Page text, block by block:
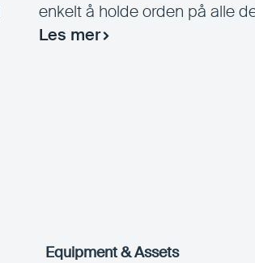
enkelt å holde orden på alle
Les mer
Equipment & Assets